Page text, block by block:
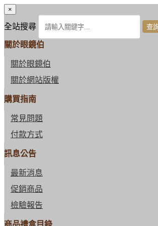
×
全站搜尋
關於眼鏡伯
關於眼鏡伯
關於網站版權
購買指南
常見問題
付款方式
訊息公告
最新消息
促銷商品
檢驗報告
商品禮盒目錄